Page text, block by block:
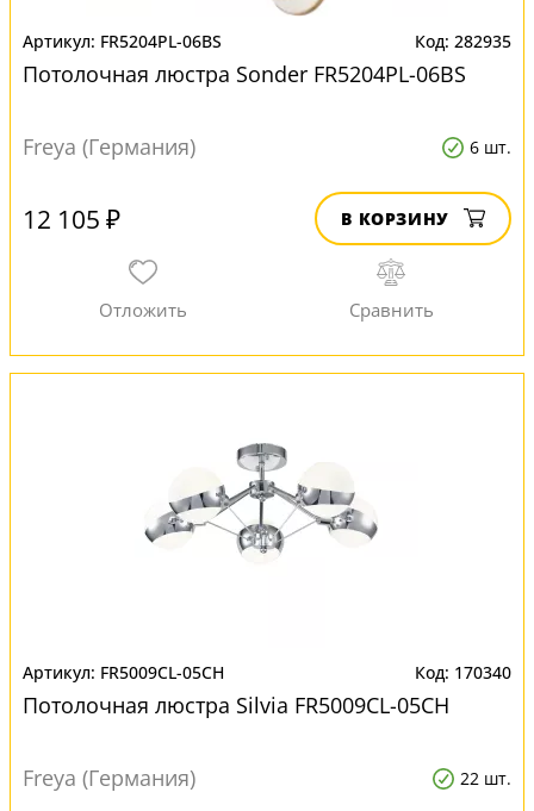
FR5204PL-06BS 282935
Потолочная люстра Sonder FR5204PL-06BS
Freya (Германия) 6 шт.
12 105 ₽ В КОРЗИНУ
FR5009CL-05CH 170340
Потолочная люстра Silvia FR5009CL-05CH
Freya (Германия) 22 шт.